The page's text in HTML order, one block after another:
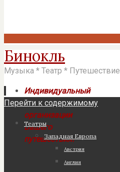
Бинокль
Музыка * Театр * Путешествие
Индивидуальный
подход к
организации
Вашего
путешествия!
Перейти к содержимому
Театры
Западная Европа
Австрия
Англия